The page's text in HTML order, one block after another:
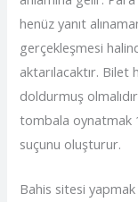
henüz yanıt
gerçekleşmesi
aktarılacaktır. Bilet
doldurmuş
tombala oynatmak
suçunu oluşturur.
Bahis sitesi yapmak